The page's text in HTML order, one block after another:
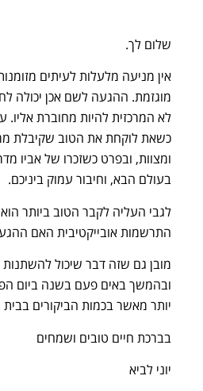
שלום לך.
אין מניעה מלעלות לעיתים
מוגזמת. ההגעה לשם אכן יכולה
לא המרכזית להיות מחוברת
כשאת לוקחת את הטוב שקיבלת
ומצוות, ובפרט כשזכרו של אביו
בעולם הבא, וחיבור עמוק ביניכם.
לגבי העליה לקבר הטוב ביותר
התרשמות אובייקטיבית האם
מובן גם שזה דבר שיכול
ובהמשך באים פעם בשנה ביום
יותר מאשר בכמות הביקורים
בברכת חיים טובים ושמחים
יוני לביא